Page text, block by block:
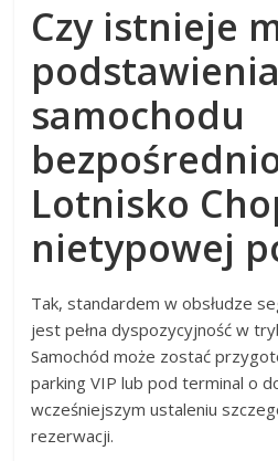
Czy istnieje
podstawienia
samochodu
Lotnisko
nietypowej
Tak, standardem w obsłudze
jest pełna dyspozycyjność w
Samochód może zostać
parking VIP lub pod terminal o
wcześniejszym ustaleniu
rezerwacji.